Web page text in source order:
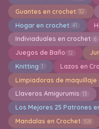
Guantes en crochet 32
Hogar en crochet 41
Indiviaduales en crochet 6
Juegos de Baño 12
Knitting 1 Lazos en
Limpiadoras de maquillaje
Llaveros Amigurumis 13
Los Mejores 25 Patrones
Mandalas en Crochet 158